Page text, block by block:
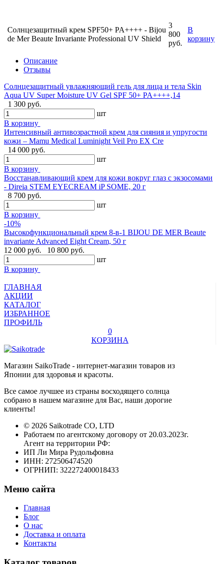
Cолнцезащитный крем SPF50+ PA++++ - Bijou
de Mer Beaute Invariante Professional UV Shield
3
800
руб.
В
корзину
Описание
Отзывы
Солнцезащитный увлажняющий гель для лица и тела Skin
Aqua UV Super Moisture UV Gel SPF 50+ PA++++,14
1 300 руб.
шт
В корзину
Интенсивный антивозрастной крем для сияния и упругости
кожи – Mamu Medical Luminight Veil Pro EX Cre
14 000 руб.
шт
В корзину
Восстанавливающий крем для кожи вокруг глаз с экзосомами
- Direia STEM EYECREAM iP SOME, 20 г
8 700 руб.
шт
В корзину
-10%
Высокофункциональный крем 8-в-1 BIJOU DE MER Beaute
invariante Advanced Eight Cream, 50 г
12 000 руб.
10 800 руб.
шт
В корзину
ГЛАВНАЯ
АКЦИИ
КАТАЛОГ
ИЗБРАННОЕ
ПРОФИЛЬ
0
КОРЗИНА
Магазин SaikoTrade - интернет-магазин товаров из
Японии для здоровья и красоты.
Все самое лучшее из страны восходящего солнца
собрано в нашем магазине для Вас, наши дорогие
клиенты!
© 2026 Saikotrade CO, LTD
Работаем по агентскому договору от 20.03.2023г.
Агент на территории РФ:
ИП Ли Мира Рудольфовна
ИНН: 272506474520
ОГРНИП: 322272400018433
Меню сайта
Главная
Блог
О нас
Доставка и оплата
Контакты